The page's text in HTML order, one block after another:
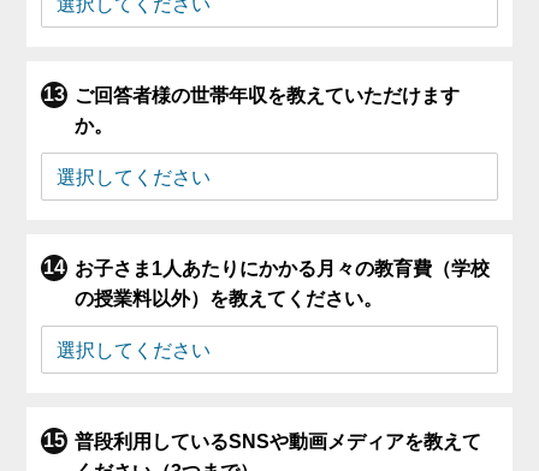
ご回答者様の世帯年収を教えていただけます
か。
お子さま1人あたりにかかる月々の教育費（学校
の授業料以外）を教えてください。
普段利用しているSNSや動画メディアを教えて